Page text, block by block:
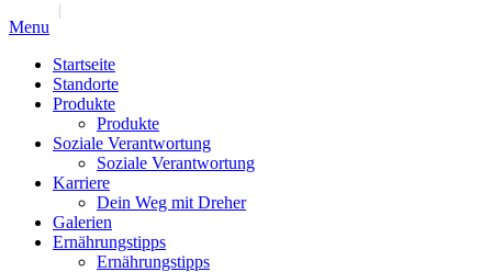
Jump to navigation
Menu
Startseite
Standorte
Produkte
Produkte
Soziale Verantwortung
Soziale Verantwortung
Karriere
Dein Weg mit Dreher
Galerien
Ernährungstipps
Ernährungstipps